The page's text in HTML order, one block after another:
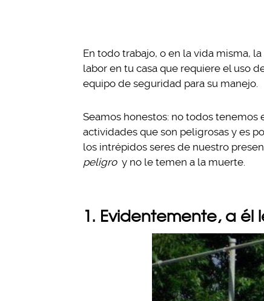
En todo trabajo, o en la vida misma,
labor en tu casa que requiere el uso
equipo de seguridad para su manejo.
Seamos honestos: no todos
actividades que son peligrosas y es
los intrépidos seres de nuestro
peligro y no le temen a la muerte.
1. Evidentemente, a él